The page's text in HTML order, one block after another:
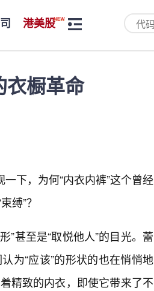
港美股
衣橱革命
下，为何“内衣内裤”这个曾经
缚”？
”甚至是“取悦他人”的目光。蕾
为“应该”的形状的也在悄悄地
精致的内衣，即使它带来了不